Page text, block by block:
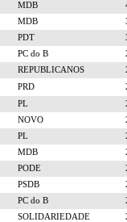
MDB
MDB
PDT
PC do B
REPUBLICANOS
PRD
PL
NOVO
PL
MDB
PODE
PSDB
PC do B
SOLIDARIEDADE